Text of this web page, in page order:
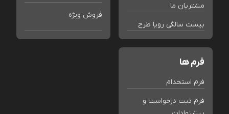
مشتریان ما
بیست سالگی رویا طرح
فروش ویژه
فرم ها
فرم استخدام
فرم ثبت درخواست و